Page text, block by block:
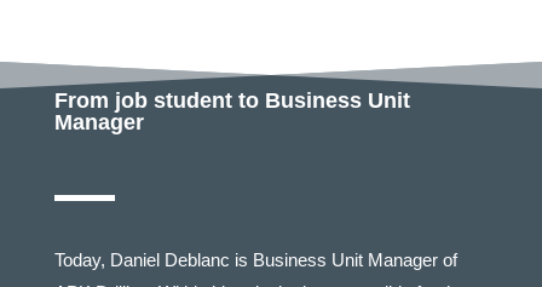
From job student to Business Unit
Manager
Today, Daniel Deblanc is Business Unit Manager of